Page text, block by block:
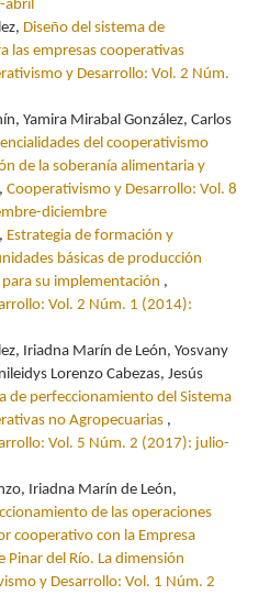
Diseño del sistema de
las empresas cooperativas
y Desarrollo: Vol. 2 Núm.
Yamira Mirabal González, Carlos
del cooperativismo
de la soberanía alimentaria y
, Cooperativismo y Desarrollo: Vol. 8
diciembre
Estrategia de formación y
básicas de producción
su implementación ,
Vol. 2 Núm. 1 (2014):
Iriadna Marín de León, Yosvany
Lorenzo Cabezas, Jesús
de perfeccionamiento del Sistema
no Agropecuarias ,
Vol. 5 Núm. 2 (2017): julio-
Iriadna Marín de León,
de las operaciones
cooperativo con la Empresa
Pinar del Río. La dimensión
y Desarrollo: Vol. 1 Núm. 2